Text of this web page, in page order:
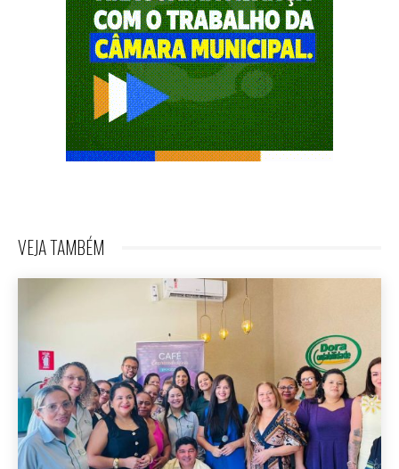
VEJA TAMBÉM